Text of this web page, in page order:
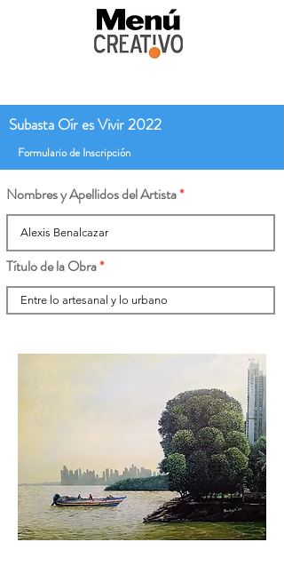
Subasta Oír es Vivir 2022
Formulario de Inscripción
Nombres y Apellidos del Artista
Título de la Obra